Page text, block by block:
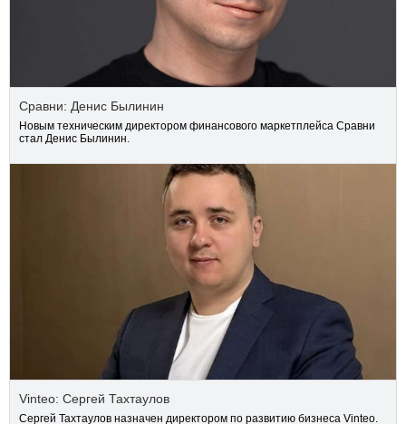
Сравни: Денис Былинин
Новым техническим директором финансового маркетплейса Сравни
стал Денис Былинин.
Vinteo: Сергей Тахтаулов
Сергей Тахтаулов назначен директором по развитию бизнеса Vinteo.